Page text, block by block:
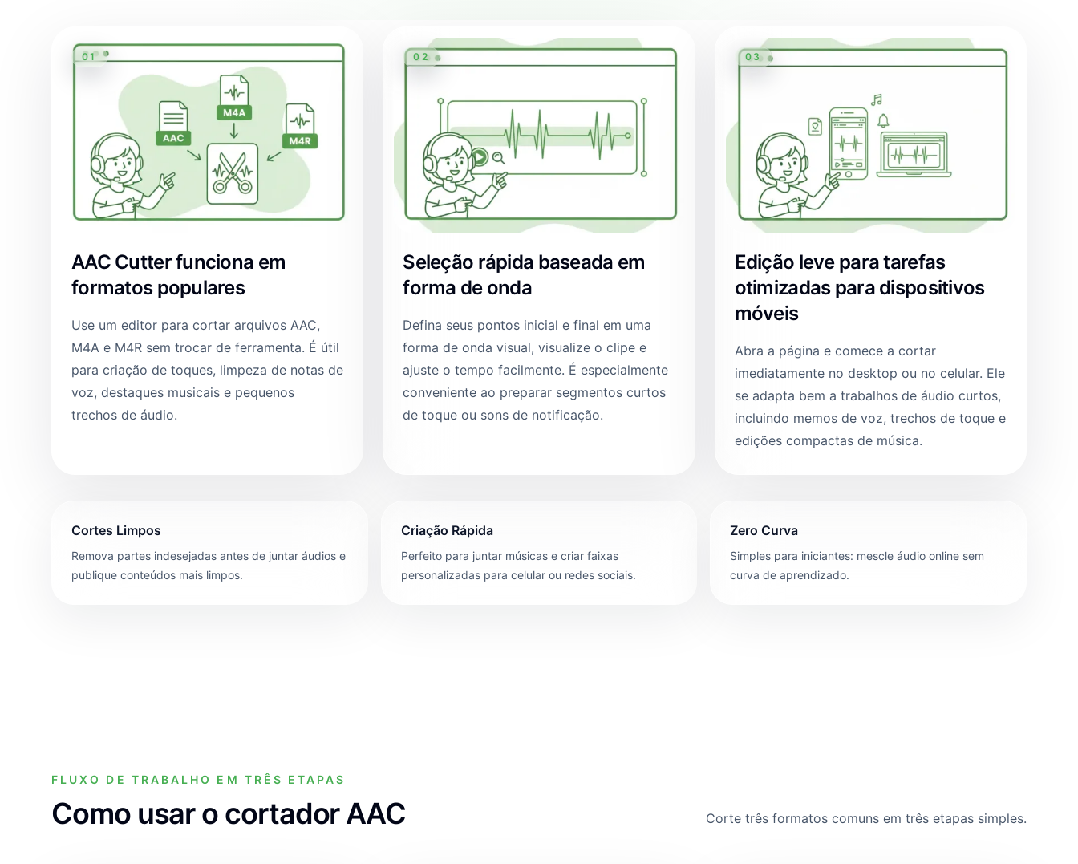
01
AAC Cutter funciona em
formatos populares
Use um editor para cortar arquivos AAC,
M4A e M4R sem trocar de ferramenta. É útil
para criação de toques, limpeza de notas de
voz, destaques musicais e pequenos
trechos de áudio.
02
Seleção rápida baseada em
forma de onda
Defina seus pontos inicial e final em uma
forma de onda visual, visualize o clipe e
ajuste o tempo facilmente. É especialmente
conveniente ao preparar segmentos curtos
de toque ou sons de notificação.
03
Edição leve para tarefas
otimizadas para dispositivos
móveis
Abra a página e comece a cortar
imediatamente no desktop ou no celular. Ele
se adapta bem a trabalhos de áudio curtos,
incluindo memos de voz, trechos de toque e
edições compactas de música.
Cortes Limpos
Remova partes indesejadas antes de juntar áudios e
publique conteúdos mais limpos.
Criação Rápida
Perfeito para juntar músicas e criar faixas
personalizadas para celular ou redes sociais.
Zero Curva
Simples para iniciantes: mescle áudio online sem
curva de aprendizado.
FLUXO DE TRABALHO EM TRÊS ETAPAS
Como usar o cortador AAC Corte três formatos comuns em três etapas simples.